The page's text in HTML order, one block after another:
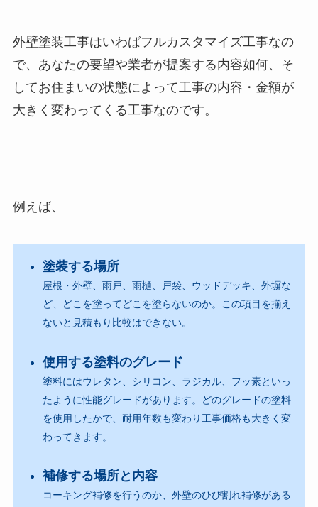
外壁塗装工事はいわばフルカスタマイズ工事なの
で、あなたの要望や業者が提案する内容如何、そ
してお住まいの状態によって工事の内容・金額が
大きく変わってくる工事なのです。
例えば、
塗装する場所
屋根・外壁、雨戸、雨樋、戸袋、ウッドデッキ、外塀な
ど、どこを塗ってどこを塗らないのか。この項目を揃え
ないと見積もり比較はできない。
使用する塗料のグレード
塗料にはウレタン、シリコン、ラジカル、フッ素といっ
たように性能グレードがあります。どのグレードの塗料
を使用したかで、耐用年数も変わり工事価格も大きく変
わってきます。
補修する場所と内容
コーキング補修を行うのか、外壁のひび割れ補修がある